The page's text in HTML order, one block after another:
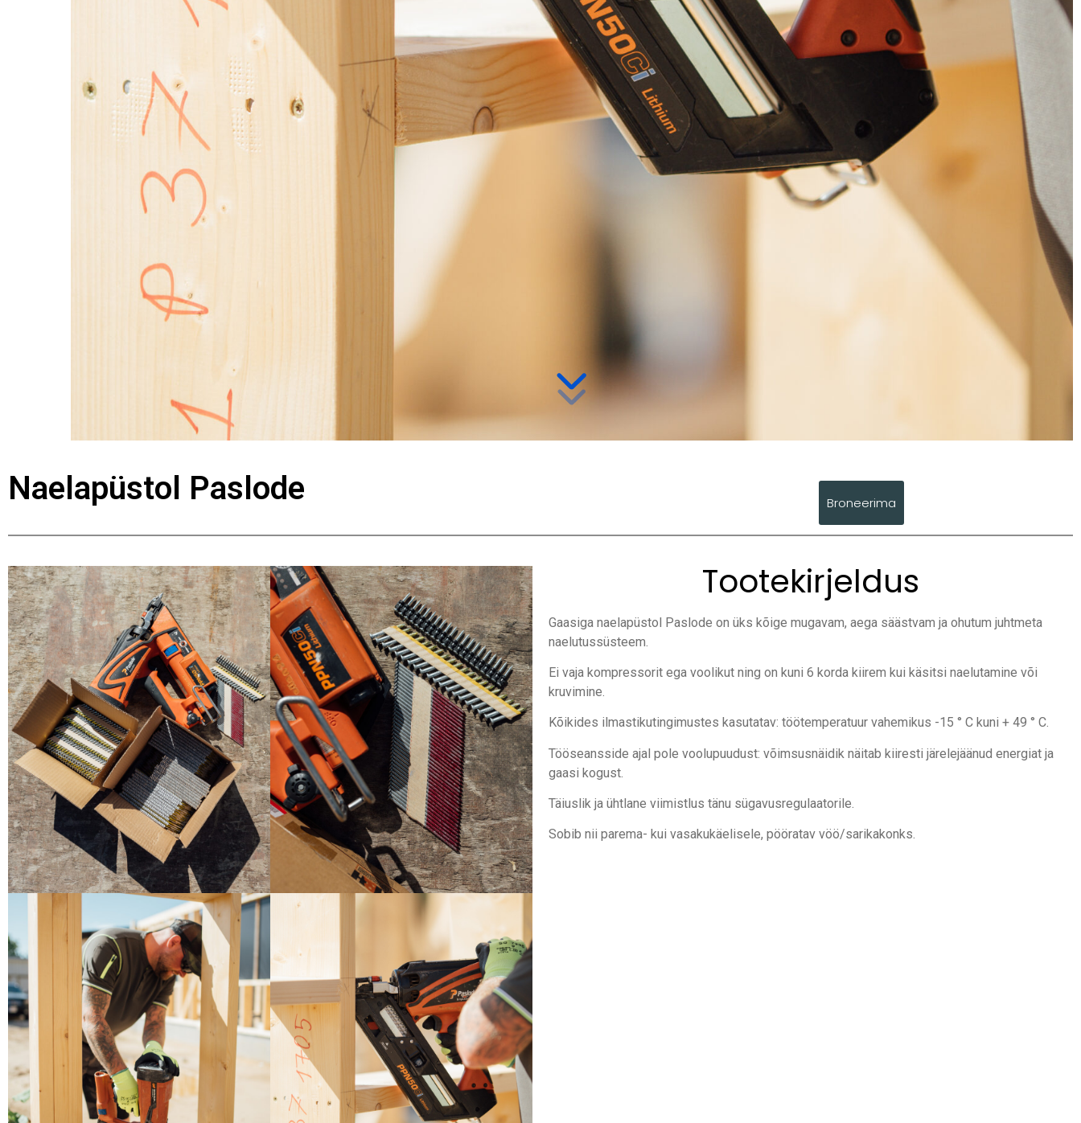
Naelapüstol Paslode Broneerima
Tootekirjeldus
Gaasiga naelapüstol Paslode on üks kõige mugavam, aega säästvam ja ohutum juhtmeta
naelutussüsteem.
Ei vaja kompressorit ega voolikut ning on kuni 6 korda kiirem kui käsitsi naelutamine või
kruvimine.
Kõikides ilmastikutingimustes kasutatav: töötemperatuur vahemikus -15 ° C kuni + 49 ° C.
Tööseansside ajal pole voolupuudust: võimsusnäidik näitab kiiresti järelejäänud energiat ja
gaasi kogust.
Täiuslik ja ühtlane viimistlus tänu sügavusregulaatorile.
Sobib nii parema- kui vasakukäelisele, pööratav vöö/sarikakonks.